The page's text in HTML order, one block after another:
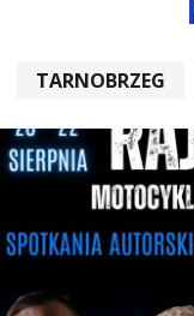
TARNOBRZEG